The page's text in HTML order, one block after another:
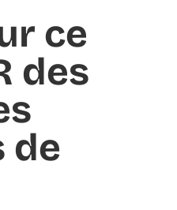
ce
des
de